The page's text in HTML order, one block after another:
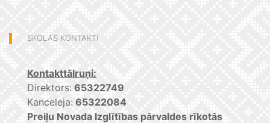
SKOLAS KONTAKTI
Kontakttālruņi:
Direktors: 65322749
Kanceleja: 65322084
Preiļu Novada Izglītības pārvaldes rīkotās